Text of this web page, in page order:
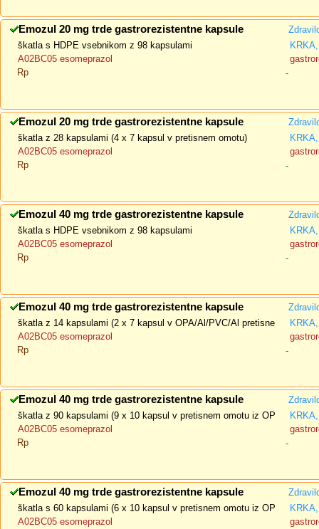
Emozul 20 mg trde gastrorezistentne kapsule
škatla s HDPE vsebnikom z 98 kapsulami
A02BC05 esomeprazol
Rp
-
Emozul 20 mg trde gastrorezistentne kapsule
škatla z 28 kapsulami (4 x 7 kapsul v pretisnem omotu)
A02BC05 esomeprazol
Rp
-
Emozul 40 mg trde gastrorezistentne kapsule
škatla s HDPE vsebnikom z 98 kapsulami
A02BC05 esomeprazol
Rp
-
Emozul 40 mg trde gastrorezistentne kapsule
škatla z 14 kapsulami (2 x 7 kapsul v OPA/Al/PVC/Al pretisne
A02BC05 esomeprazol
Rp
-
Emozul 40 mg trde gastrorezistentne kapsule
škatla z 90 kapsulami (9 x 10 kapsul v pretisnem omotu iz OP
A02BC05 esomeprazol
Rp
-
Emozul 40 mg trde gastrorezistentne kapsule
škatla s 60 kapsulami (6 x 10 kapsul v pretisnem omotu iz OP
A02BC05 esomeprazol